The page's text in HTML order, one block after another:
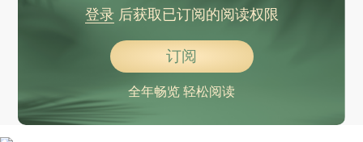
登录后获取已订阅的阅读权限
订阅
全年畅览 轻松阅读